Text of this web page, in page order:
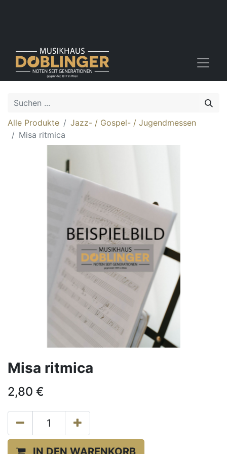
Alle Produkte
Jazz- / Gospel- / Jugendmessen
Misa ritmica
Misa ritmica
2,80 €
IN DEN WARENKORB